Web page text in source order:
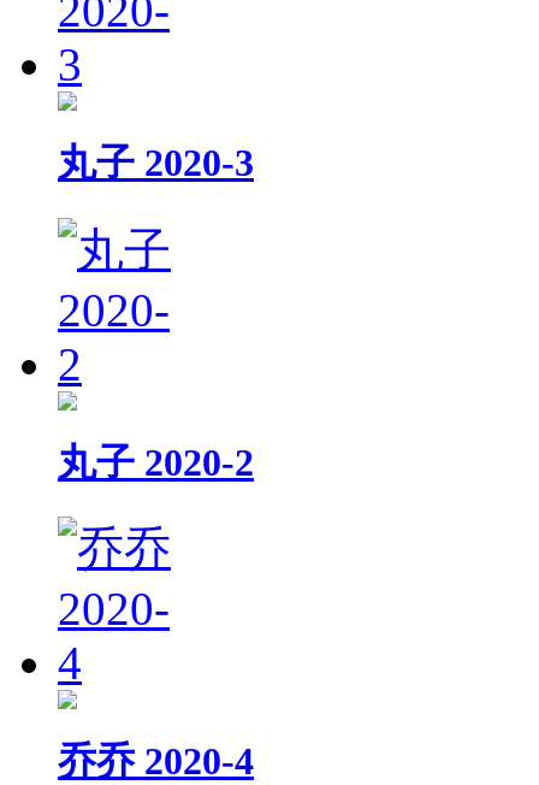
丸子 2020-3
丸子 2020-2
乔乔 2020-4